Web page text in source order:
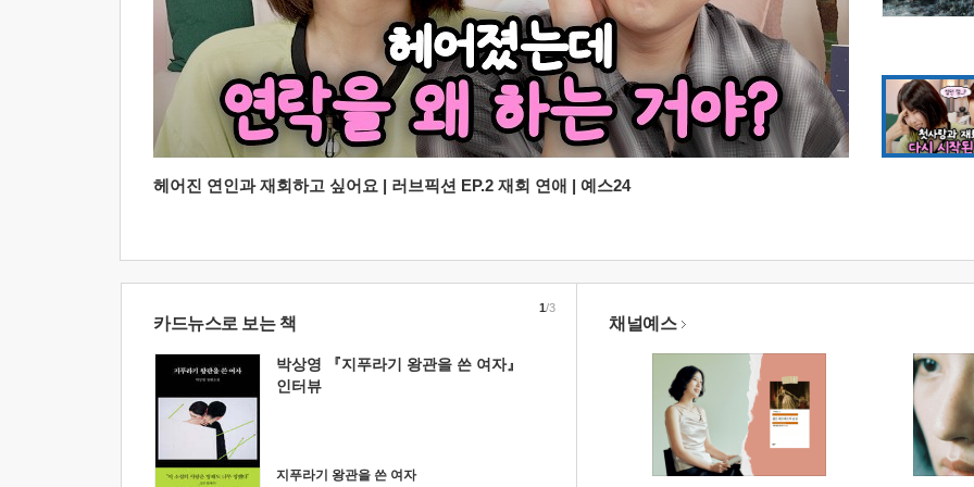
헤어진 연인과 재회하고 싶어요 | 러브픽션 EP.2 재회 연애 | 예스24
카드뉴스로 보는 책
박상영 『지푸라기 왕관을 쓴 여자』
인터뷰
지푸라기 왕관을 쓴 여자
1/3
채널예스